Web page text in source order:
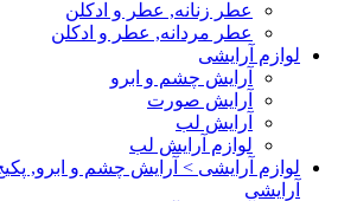
عطر زنانه, عطر و ادکلن
عطر مردانه, عطر و ادکلن
لوازم آرایشی
آرایش چشم و ابرو
آرایش صورت
آرایش لب
لوازم آرایش لب
لوازم آرایشی > آرایش چشم و ابرو,
آرایشی